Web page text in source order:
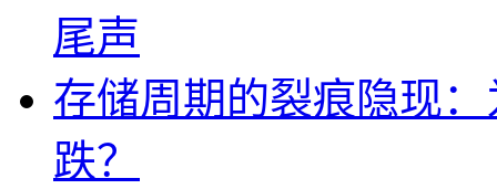
尾声
存储周期的裂痕隐现
跌？